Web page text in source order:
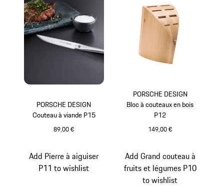
PORSCHE DESIGN
Couteau à viande P15
89,00 €
PORSCHE DESIGN
Bloc à couteaux en bois
P12
149,00 €
Add Pierre à aiguiser
P11 to wishlist
Add Grand couteau à
fruits et légumes P10
to wishlist